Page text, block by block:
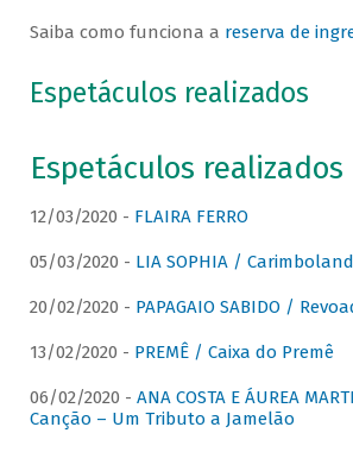
Saiba como funciona a reserva de
Espetáculos realizados
Espetáculos realizados
12/03/2020 - FLAIRA FERRO
05/03/2020 - LIA SOPHIA /
20/02/2020 - PAPAGAIO SABIDO /
13/02/2020 - PREMÊ / Caixa do Premê
06/02/2020 - ANA COSTA E ÁUREA
Canção – Um Tributo a Jamelão